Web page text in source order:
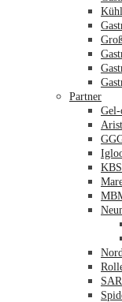
Partner